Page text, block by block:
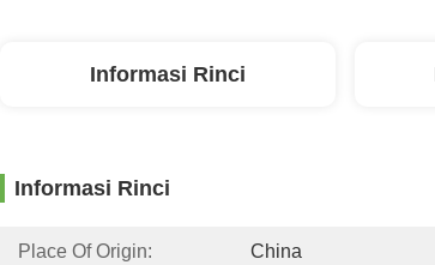
Informasi Rinci
Informasi Rinci
Place Of Origin: China